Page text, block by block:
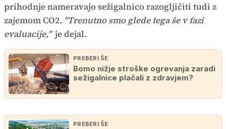
prihodnje nameravajo sežigalnico razogljičiti tudi z
zajemom CO2. "Trenutno smo glede tega še v fazi
evaluacije," je dejal.
PREBERI ŠE
Bomo nižje stroške ogrevanja zaradi
sežigalnice plačali z zdravjem?
PREBERI ŠE